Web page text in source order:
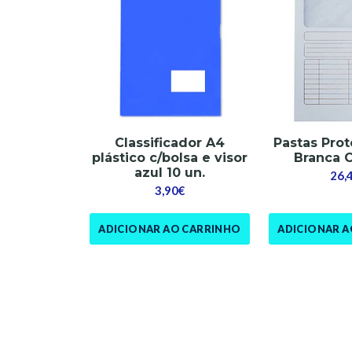
Classificador A4
plástico c/bolsa e visor
azul 10 un.
3,90€
ADICIONAR AO CARRINHO
Pastas
Branca
ADICIONAR